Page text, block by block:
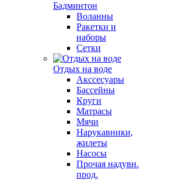
Бадминтон
Воланны
Ракетки и
наборы
Сетки
Отдых на воде
Акссесуары
Бассейны
Круги
Матрасы
Мячи
Нарукавники,
жилеты
Насосы
Прочая надувн.
прод.